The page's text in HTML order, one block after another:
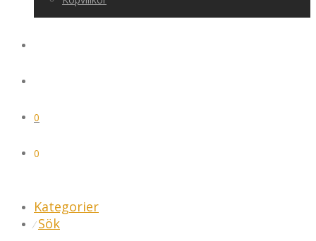
0
0
Kategorier
⁄ Sök